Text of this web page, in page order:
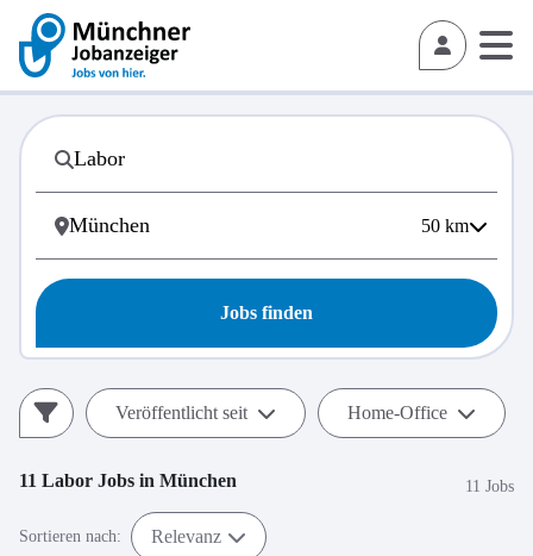
50 km
Jobs finden
Veröffentlicht seit Home-Office
11 Labor Jobs in München 11 Jobs
Sortieren nach: Relevanz